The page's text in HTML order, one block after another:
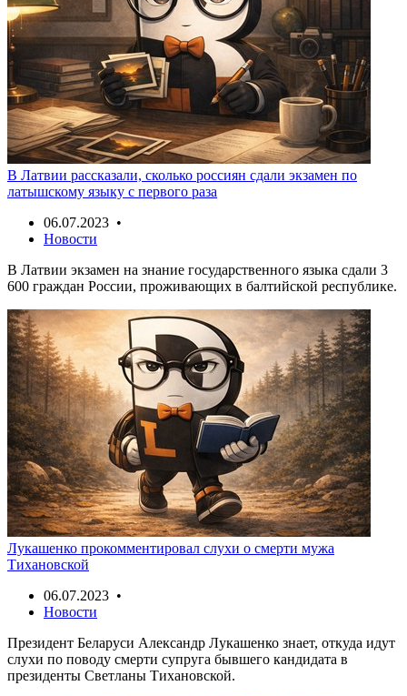
В Латвии рассказали, сколько россиян сдали экзамен по
латышскому языку с первого раза
06.07.2023 •
Новости
В Латвии экзамен на знание государственного языка сдали 3
600 граждан России, проживающих в балтийской республике.
Лукашенко прокомментировал слухи о смерти мужа
Тихановской
06.07.2023 •
Новости
Президент Беларуси Александр Лукашенко знает, откуда идут
слухи по поводу смерти супруга бывшего кандидата в
президенты Светланы Тихановской.